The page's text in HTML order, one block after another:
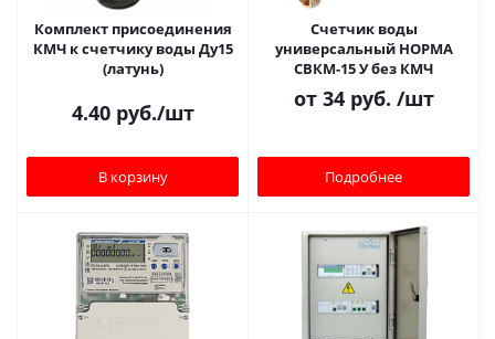
Комплект присоединения
КМЧ к счетчику воды Ду15
(латунь)
4.40руб./шт
В корзину
Счетчик воды
универсальный НОРМА
СВКМ-15 У без КМЧ
от 34 руб. /шт
Подробнее